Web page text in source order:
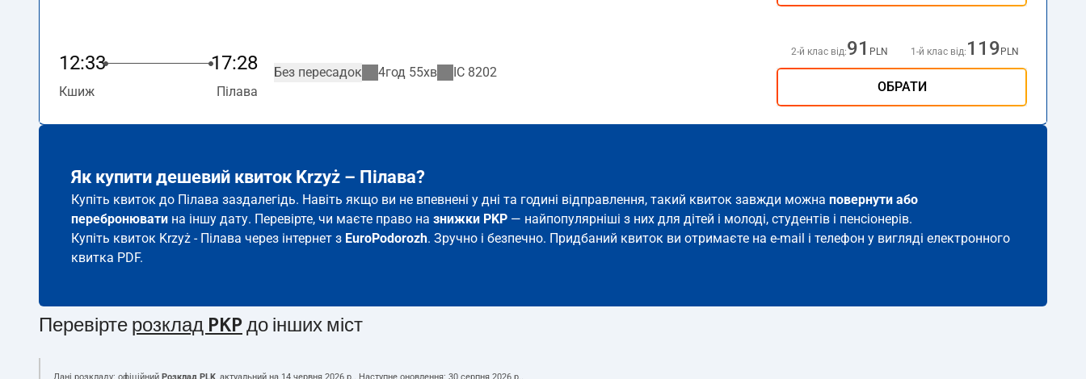
12:33 17:28
Кшиж Пілава
Без пересадок 4год 55хв IC 8202
2-й клас від:91 PLN 1-й клас від: 119 PLN
ОБРАТИ
Як купити дешевий квиток Krzyż – Пілава?
Купіть квиток до Пілава заздалегідь. Навіть якщо ви не впевнені у дні та годині відправлення, такий квиток завжди можна повернути або
перебронювати на іншу дату. Перевірте, чи маєте право на знижки PKP — найпопулярніші з них для дітей і молоді, студентів і пенсіонерів.
Купіть квиток Krzyż - Пілава через інтернет з EuroPodorozh. Зручно і безпечно. Придбаний квиток ви отримаєте на e-mail і телефон у вигляді електронного
квитка PDF.
Перевірте розклад PKP до інших міст